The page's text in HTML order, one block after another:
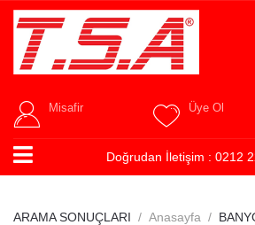
Misafir Üye Ol
Doğrudan İletişim : 0212
ARAMA SONUÇLARI Anasayfa